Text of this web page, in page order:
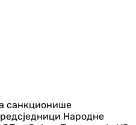
санкционише
Народне